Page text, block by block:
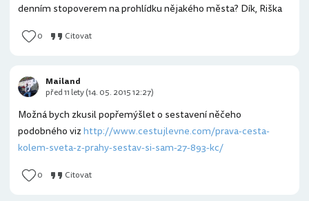
denním stopoverem na prohlídku nějakého města? Dík, Riška
0 Citovat
Možná bych zkusil popřemýšlet o sestavení něčeho
podobného vizhttp://www.cestujlevne.com/prava-cesta-
kolem-sveta-z-prahy-sestav-si-sam-27-893-kc/
0 Citovat
Mailand
před 11 lety (14. 05. 2015 12:27)